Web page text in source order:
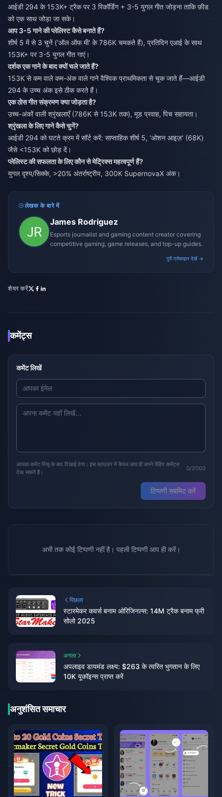
आईडी 294 के 153K+ ट्रैक पर 3 रिकॉर्डिंग + 3-5 युगल गीत जोड़ना ताकि फ़ीड
को एक साथ जोड़ा जा सके।
आप 3-5 गाने की प्लेलिस्ट कैसे बनाते हैं?
शीर्ष 5 में से 3 चुनें ('ऑल ऑफ मी' के 786K चमकते हैं), प्रतिदिन एआई के साथ
153K+ पर 3-5 युगल गीत गाएं।
दर्शक एक गाने के बाद क्यों चले जाते हैं?
153K से कम वाले कम-अंक वाले गाने वैश्विक प्राथमिकता से चूक जाते हैं—आईडी
294 के उच्च अंक इसे ठीक करते हैं।
एक ठोस गीत संक्रमण क्या जोड़ता है?
उच्च-अंकों वाली श्रृंखलाएँ (786K से 153K तक), मूड प्रवाह, पिच सहायता।
श्रृंखला के लिए गाने कैसे चुनें?
आईडी 294 को घटते क्रम में सॉर्ट करें: साप्ताहिक शीर्ष 5, 'ओशन आइज़' (68K)
जैसे <153K को छोड़ दें।
प्लेलिस्ट की सफलता के लिए कौन से मेट्रिक्स महत्वपूर्ण हैं?
युगल दृश्य/सिक्के, >20% अंतर्राष्ट्रीय, 300K SupernovaX अंक।
लेखक के बारे में
James Rodriguez
Esports journalist and gaming content creator covering
competitive gaming, game releases, and top-up guides.
पूरी प्रोफ़ाइल देखें →
शेयर करें
कमेंट्स
कमेंट लिखें
आपका कमेंट रिव्यू के बाद दिखाई देगा। इस ब्राउज़र में केवल आप ही अपने पेंडिंग कमेंट्स
देख सकते हैं।
0/2000
टिप्पणी सबमिट करें
अभी तक कोई टिप्पणी नहीं है। पहली टिप्पणी आप ही करें।
पिछला
स्टारमेकर कवर्स बनाम ओरिजिनल्स: 14M ट्रैक बनाम फ्री
सोलो 2025
अगला
अपलाइव डायमंड लक्ष्य: $263 के त्वरित भुगतान के लिए
10K यूकॉइन्स प्राप्त करें
अनुशंसित समाचार